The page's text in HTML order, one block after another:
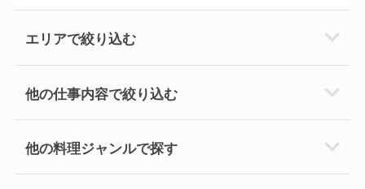
エリアで絞り込む
他の仕事内容で絞り込む
他の料理ジャンルで探す